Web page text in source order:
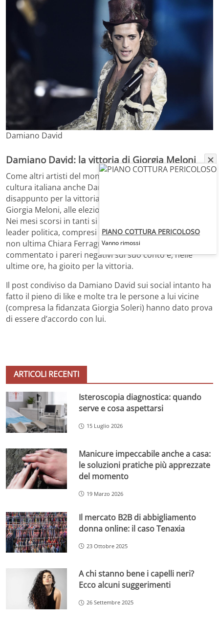
Damiano David
Damiano David: la vittoria di Giorgia Meloni
Come altri artisti del mondo dello spettacolo e della
cultura italiana anche Damiano David ha espresso il suo
disappunto per la vittoria della leader di Fratelli D’Italia,
Giorgia Meloni, alle elezioni politiche del 25 settembre.
Nei mesi scorsi in tanti si erano espressi contro la
leader politica, compresi Elodie,Vanessa Incontradae
non ultima Chiara Ferragni. Giorgia Meloni non ha
commentato i pareri negativi sul suo conto e, nelle
ultime ore, ha gioito per la vittoria.
Il post condiviso da Damiano David sui social intanto ha
fatto il pieno di like e molte tra le persone a lui vicine
(compresa la fidanzata Giorgia Soleri) hanno dato prova
di essere d’accordo con lui.
ARTICOLI RECENTI
Isteroscopia diagnostica: quando
serve e cosa aspettarsi
15 Luglio 2026
Manicure impeccabile anche a casa:
le soluzioni pratiche più apprezzate
del momento
19 Marzo 2026
Il mercato B2B di abbigliamento
donna online: il caso Tenaxia
23 Ottobre 2025
A chi stanno bene i capelli neri?
Ecco alcuni suggerimenti
26 Settembre 2025
PIANO COTTURA PERICOLOSO
Vanno rimossi